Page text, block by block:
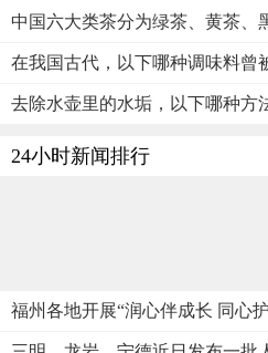
中国六大类茶分为绿茶、黄茶、
在我国古代，以下哪种调味料曾
去除水壶里的水垢，以下哪种方
24小时新闻排行
福州各地开展“润心伴成长 同心